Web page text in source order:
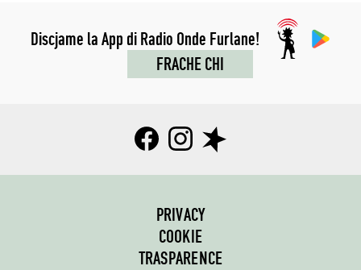
Discjame la App di Radio Onde Furlane!
FRACHE CHI
PRIVACY
COOKIE
TRASPARENCE